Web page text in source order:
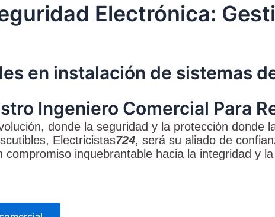
Electrónica:
en instalación de sistemas
Ingeniero Comercial Para
donde la seguridad y la protección donde
Electricistas724, será su aliado de
inquebrantable hacia la integridad y